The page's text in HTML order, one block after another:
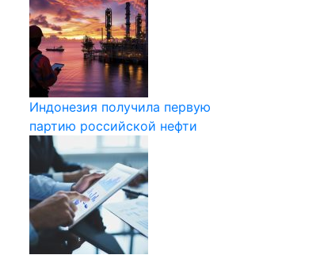
Индонезия получила первую
партию российской нефти